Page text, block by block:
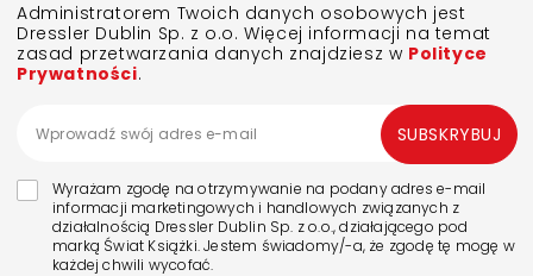
Administratorem Twoich danych osobowych jest
Dressler Dublin Sp. z o.o. Więcej informacji na temat
zasad przetwarzania danych znajdziesz w Polityce
Prywatności.
Wyrażam zgodę na otrzymywanie na podany adres e-mail
informacji marketingowych i handlowych związanych z
działalnością Dressler Dublin Sp. z o.o., działającego pod
marką Świat Książki. Jestem świadomy/-a, że zgodę tę mogę w
każdej chwili wycofać.
SUBSKRYBUJ